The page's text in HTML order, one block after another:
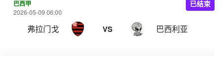
巴西甲
2026-05-09 06:00
弗拉门戈 VS 巴西利亚
已结束